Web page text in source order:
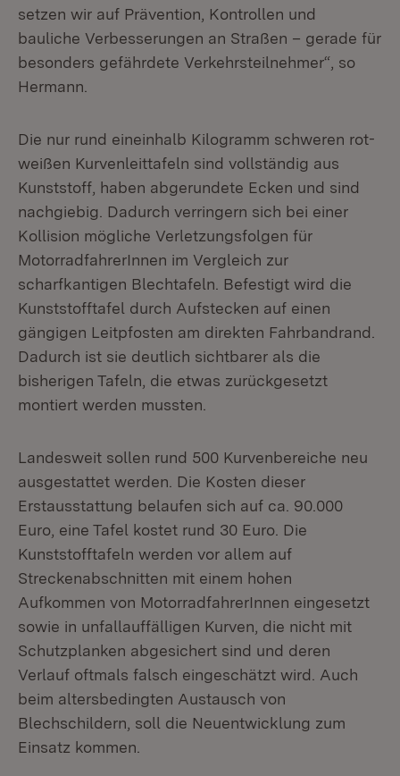
setzen wir auf Prävention, Kontrollen und
bauliche Verbesserungen an Straßen – gerade für
besonders gefährdete Verkehrsteilnehmer“, so
Hermann.
Die nur rund eineinhalb Kilogramm schweren rot-
weißen Kurvenleittafeln sind vollständig aus
Kunststoff, haben abgerundete Ecken und sind
nachgiebig. Dadurch verringern sich bei einer
Kollision mögliche Verletzungsfolgen für
MotorradfahrerInnen im Vergleich zur
scharfkantigen Blechtafeln. Befestigt wird die
Kunststofftafel durch Aufstecken auf einen
gängigen Leitpfosten am direkten Fahrbandrand.
Dadurch ist sie deutlich sichtbarer als die
bisherigen Tafeln, die etwas zurückgesetzt
montiert werden mussten.
Landesweit sollen rund 500 Kurvenbereiche neu
ausgestattet werden. Die Kosten dieser
Erstausstattung belaufen sich auf ca. 90.000
Euro, eine Tafel kostet rund 30 Euro. Die
Kunststofftafeln werden vor allem auf
Streckenabschnitten mit einem hohen
Aufkommen von MotorradfahrerInnen eingesetzt
sowie in unfallauffälligen Kurven, die nicht mit
Schutzplanken abgesichert sind und deren
Verlauf oftmals falsch eingeschätzt wird. Auch
beim altersbedingten Austausch von
Blechschildern, soll die Neuentwicklung zum
Einsatz kommen.